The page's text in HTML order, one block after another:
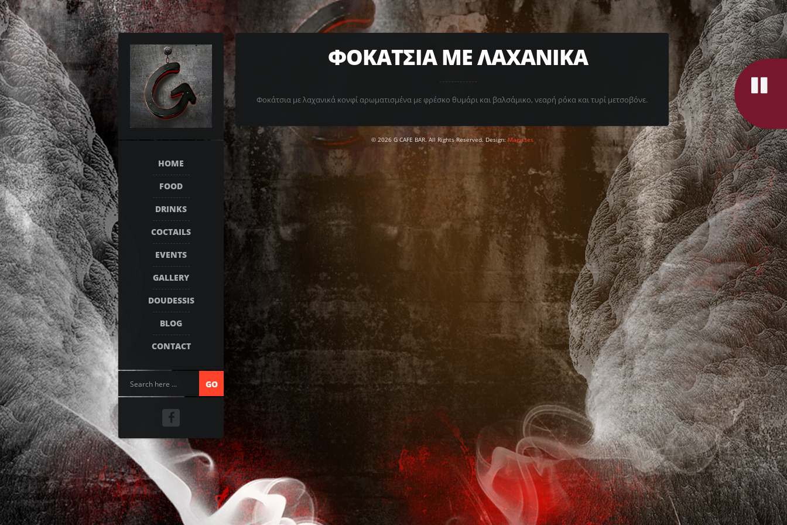
HOME
FOOD
DRINKS
COCTAILS
EVENTS
GALLERY
DOUDESSIS
BLOG
CONTACT
ΦΟΚΑΤΣΙΑ ΜΕ ΛΑΧΑΝΙΚΑ
Φοκάτσια με λαχανικά κονφί αρωματισμένα με φρέσκο θυμάρι και βαλσάμικο, νεαρή ρόκα και τυρί μετσοβόνε.
© 2026 G CAFE BAR. All Rights Reserved. Design:Magisses